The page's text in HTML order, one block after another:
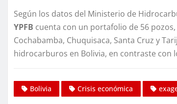
Según los datos del Ministerio de
YPFB cuenta con un portafolio de 56
Cochabamba, Chuquisaca, Santa Cruz y
hidrocarburos en Bolivia, en contraste con
Bolivia Crisis económica